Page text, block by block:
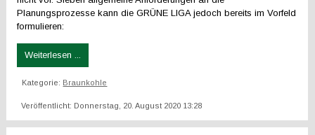
Planungsprozesse kann die GRÜNE LIGA jedoch bereits im Vorfeld
formulieren:
Weiterlesen ...
Kategorie: Braunkohle
Veröffentlicht: Donnerstag, 20. August 2020 13:28